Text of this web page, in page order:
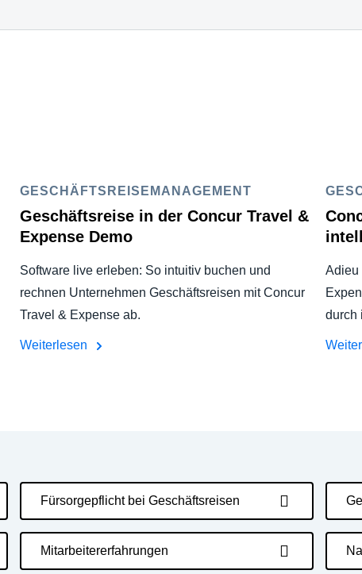
GESCHÄFTSREISEMANAGEMENT
Geschäftsreise in der Concur Travel &
Expense Demo
Software live erleben: So intuitiv buchen und
rechnen Unternehmen Geschäftsreisen mit Concur
Travel & Expense ab.
Weiterlesen
Adieu
durch
Fürsorgepflicht bei Geschäftsreisen
Mitarbeitererfahrungen